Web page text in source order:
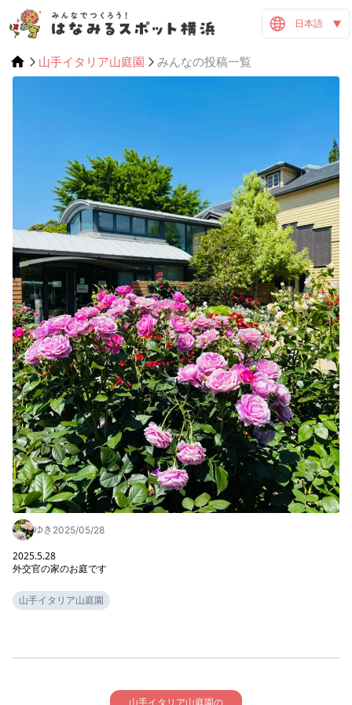
日本語
山手イタリア山庭園 みんなの投稿一覧
ゆき 2025/05/28
2025.5.28
外交官の家のお庭です
山手イタリア山庭園
山手イタリア山庭園の